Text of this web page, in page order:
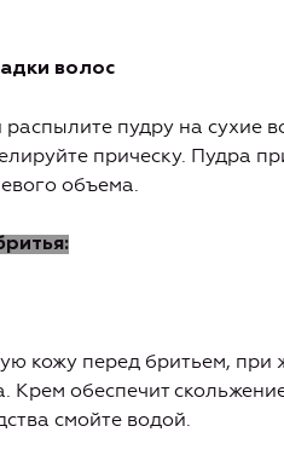
волос
пудру на сухие
прическу. Пудра
объема.
кожу перед бритьем, при
обеспечит
смойте водой.